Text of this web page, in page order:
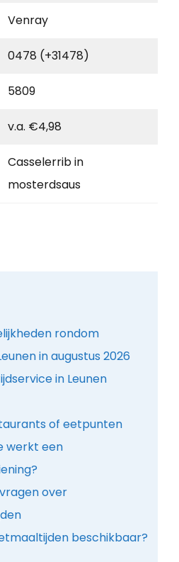
Venray
0478 (+31478)
5809
v.a. €4,98
Casselerrib in
mosterdsaus
rondom
in augustus 2026
in Leunen
of eetpunten
werkt een
over
beschikbaar?